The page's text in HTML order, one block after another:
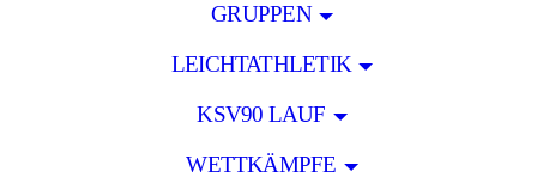
GRUPPEN
LEICHTATHLETIK
KSV90 LAUF
WETTKÄMPFE